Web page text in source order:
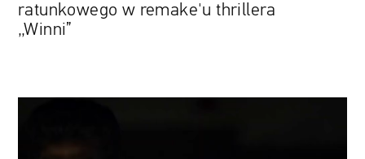
ratunkowego w remake'u thrillera
„Winni”